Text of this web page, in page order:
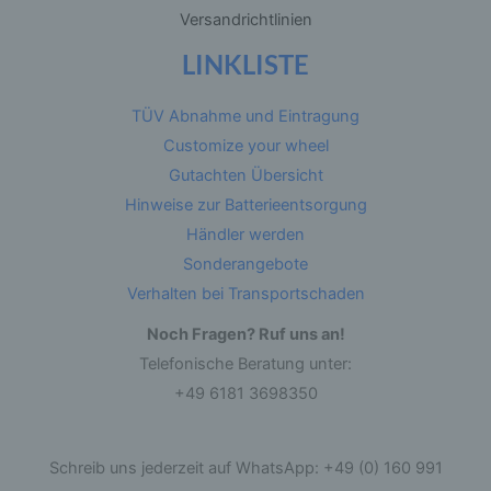
Versandrichtlinien
LINKLISTE
TÜV Abnahme und Eintragung
Customize your wheel
Gutachten Übersicht
Hinweise zur Batterieentsorgung
Händler werden
Sonderangebote
Verhalten bei Transportschaden
Noch Fragen? Ruf uns an!
Telefonische Beratung unter:
+49 6181 3698350
Schreib uns jederzeit auf WhatsApp: +49 (0) 160 991
Anpassung oder Veränderung, das Auslesen,
durch Übermittlung, Verbreitung oder eine
andere Form der Bereitstellung, den Abgleich
Löschen oder die Vernichtung.
d) Einschränkung der Verarbeitung
Einschränkung der Verarbeitung ist die
Markierung gespeicherter personenbezogener
einzuschränken.
e) Profiling
Profiling ist jede Art der automatisierten
Verarbeitung personenbezogener Daten, die
Person beziehen, zu bewerten, insbesondere,
um Aspekte bezüglich Arbeitsleistung,